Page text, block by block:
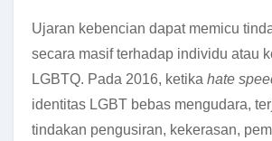
Ujaran kebencian dapat memicu
secara masif terhadap individu atau
LGBTQ. Pada 2016, ketika hate
identitas LGBT bebas mengudara,
tindakan pengusiran, kekerasan,